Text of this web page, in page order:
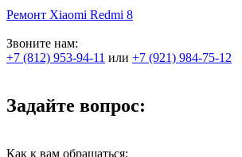
Ремонт Xiaomi Redmi 8
Звоните нам:
+7 (812) 953-94-11 или +7 (921) 984-75-12
Задайте вопрос:
Как к вам обращаться: